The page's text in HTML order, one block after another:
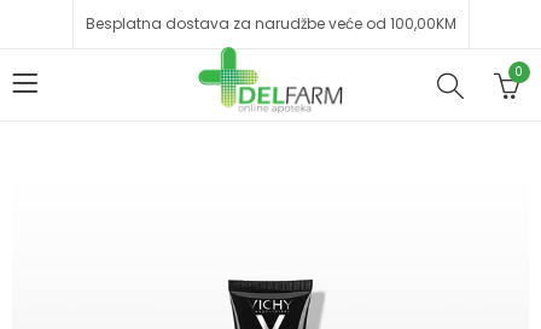
Besplatna dostava za narudžbe veće od 100,00KM
0